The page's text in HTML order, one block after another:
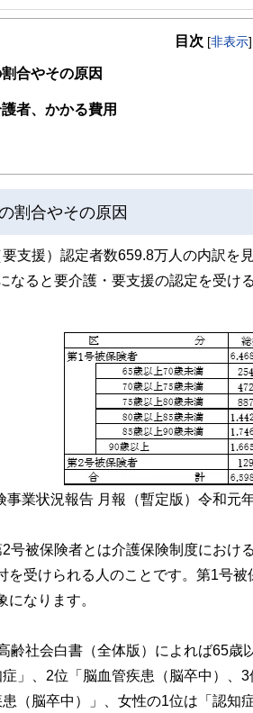
計提案業務）
、カフェ、散歩、今ここ
での「学校で出て社会人になり家庭や家を持っ
自分のやりたい人生を生涯通じてどう実現させ
」では、多くの人と多くの未来を一緒に描いてい
目次 [非表示]
合やその原因
者、かかる費用
割合やその原因
支援）認定者数659.8万人の内訳を
なると要介護・要支援の認定を受け
業状況報告 月報（暫定版）令和元
号被保険者とは介護保険制度におけ
を受けられる人のことです。第1号
になります。
齢社会白書（全体版）によれば65歳
」、2位「脳血管疾患（脳卒中）、
（脳卒中）」、女性の1位は「認知